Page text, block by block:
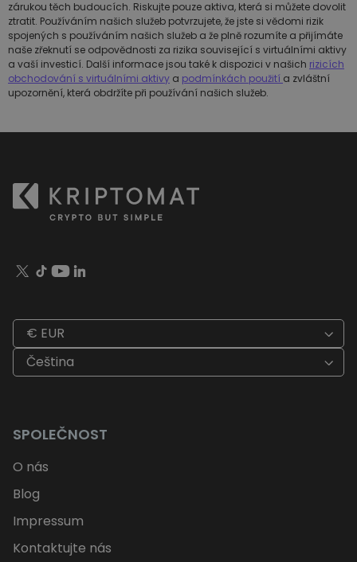
zárukou těch budoucích. Riskujte pouze aktiva, která si můžete dovolit
ztratit. Používáním našich služeb potvrzujete, že jste si vědomi rizik
spojených s používáním našich služeb a že plně rozumíte a přijímáte
naše zřeknutí se odpovědnosti za rizika související s virtuálními aktivy
a vaší investicí. Další informace jsou také k dispozici v našich rizicích
obchodování s virtuálními aktivy a podmínkách použití a zvláštní
upozornění, která obdržíte při používání našich služeb.
€ EUR
Čeština
SPOLEČNOST
O nás
Blog
Impressum
Kontaktujte nás